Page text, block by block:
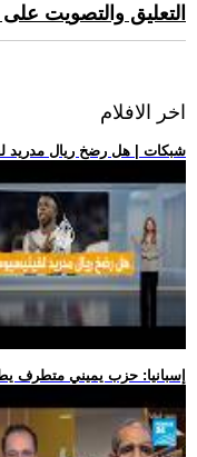
التعليق والتصويت
اخر الافلام
.. شبكات | هل رضخ ريال مدريد
.. إسبانيا: حزب يميني متطرف